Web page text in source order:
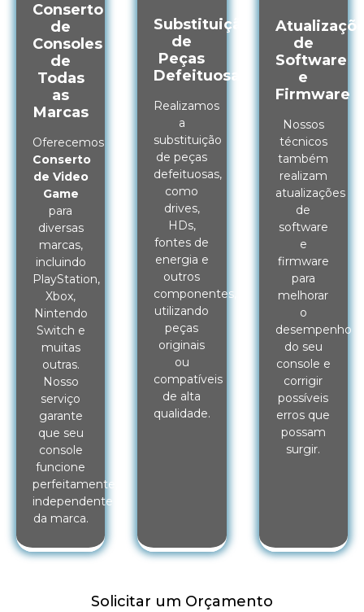
Conserto
de
Consoles
de
Todas
as
Marcas
Oferecemos
Conserto
de Video
Game
para
diversas
marcas,
incluindo
PlayStation,
Xbox,
Nintendo
Switch e
muitas
outras.
Nosso
serviço
garante
que seu
console
funcione
perfeitamente,
independente
da marca.
Substituição
de
Peças
Defeituosas
Realizamos
a
substituição
de peças
defeituosas,
como
drives,
HDs,
fontes de
energia e
outros
componentes,
utilizando
peças
originais
ou
compatíveis
de alta
qualidade.
de
Software
e
Firmware
Nossos
técnicos
também
realizam
atualizações
de
software
e
firmware
para
melhorar
o
desempenho
do seu
console e
corrigir
possíveis
erros que
possam
surgir.
Solicitar um Orçamento